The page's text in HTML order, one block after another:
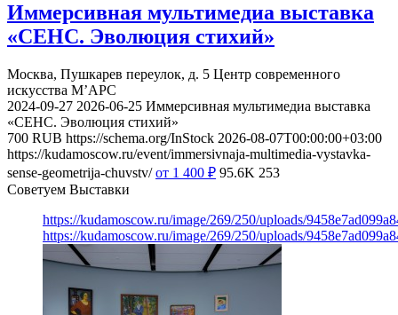
Иммерсивная мультимедиа выставка
«СЕНС. Эволюция стихий»
Москва, Пушкарев переулок, д. 5 Центр современного
искусства М’АРС
2024-09-27 2026-06-25 Иммерсивная мультимедиа выставка
«СЕНС. Эволюция стихий»
700 RUB https://schema.org/InStock 2026-08-07T00:00:00+03:00
https://kudamoscow.ru/event/immersivnaja-multimedia-vystavka-
sense-geometrija-chuvstv/ от 1 400 ₽ 95.6K 253
Советуем Выставки
https://kudamoscow.ru/image/269/250/uploads/
https://kudamoscow.ru/image/269/250/uploads/